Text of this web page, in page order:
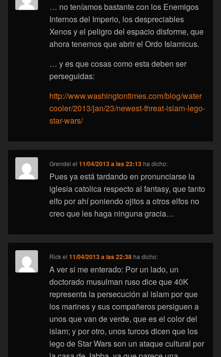
… no teníamos bastante con los Enemigos
Internos del Imperio, los despreciables
Xenos y el peligro del espacio disforme, que
ahora tenemos que abrir el Ordo Islamicus.
… y es que cosas como esta deben ser
perseguidas:
http://www.washingtontimes.com/blog/water
cooler/2013/jan/23/newest-threat-islam-lego-
star-wars/
Grendel el11/04/2013 a las 22:13 ha dicho:
Pues ya está tardando en pronunciarse la
iglesia catolica respecto al fantasy, que tanto
elfo por ahí poniendo ojitos a otros elfos no
creo que les haga ninguna gracia…
Rickel11/04/2013 a las 22:38 ha dicho:
A ver si me enterado: Por un lado, un
doctorado musulman ruso dice que 40K
representa la persecución al islam por que
los marines y sus compañeros persiguen a
unos que van de verde, que es el color del
islam; y por otro, unos turcos dicen que los
lego de Star Wars son un ataque cultural por